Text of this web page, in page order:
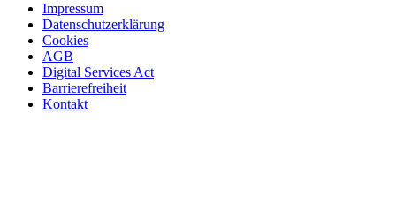
Impressum
Datenschutzerklärung
Cookies
AGB
Digital Services Act
Barrierefreiheit
Kontakt